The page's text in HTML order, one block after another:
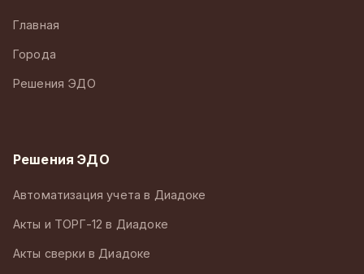
Главная
Города
Решения ЭДО
Решения ЭДО
Автоматизация учета в Диадоке
Акты и ТОРГ-12 в Диадоке
Акты сверки в Диадоке